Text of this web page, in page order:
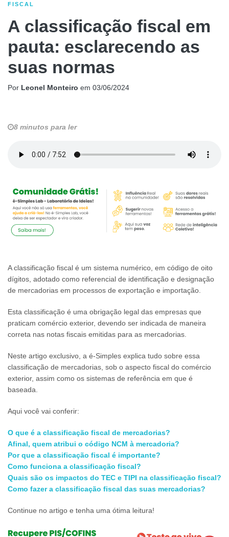
FISCAL
A classificação fiscal em
pauta: esclarecendo as
suas normas
Por Leonel Monteiro em 03/06/2024
8 minutos para ler
A classificação fiscal é um sistema numérico, em código de oito
dígitos, adotado como referencial de identificação e designação
de mercadorias em processos de exportação e importação.
Esta classificação é uma obrigação legal das empresas que
praticam comércio exterior, devendo ser indicada de maneira
correta nas notas fiscais emitidas para as mercadorias.
Neste artigo exclusivo, a é-Simples explica tudo sobre essa
classificação de mercadorias, sob o aspecto fiscal do comércio
exterior, assim como os sistemas de referência em que é
baseada.
Aqui você vai conferir:
O que é a classificação fiscal de mercadorias?
Afinal, quem atribui o código NCM à mercadoria?
Por que a classificação fiscal é importante?
Como funciona a classificação fiscal?
Quais são os impactos do TEC e TIPI na classificação fiscal?
Como fazer a classificação fiscal das suas mercadorias?
Continue no artigo e tenha uma ótima leitura!